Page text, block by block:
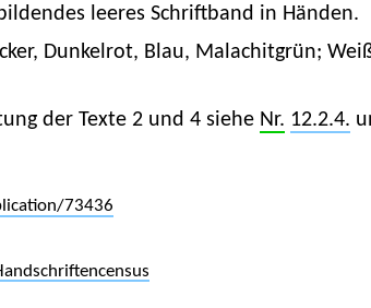
leeres Schriftband in Händen.
Dunkelrot, Blau, Malachitgrün;
der Texte 2 und 4 siehe Nr. 12.2.4.
73436